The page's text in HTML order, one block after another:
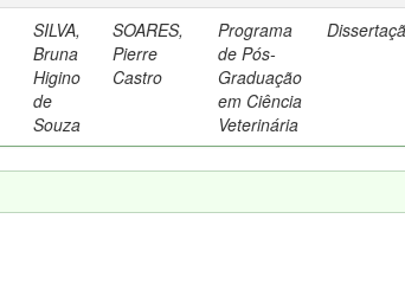
SILVA,
Bruna
Higino
de
Souza
SOARES,
Pierre
Castro
Programa
de Pós-
Graduação
em Ciência
Veterinária